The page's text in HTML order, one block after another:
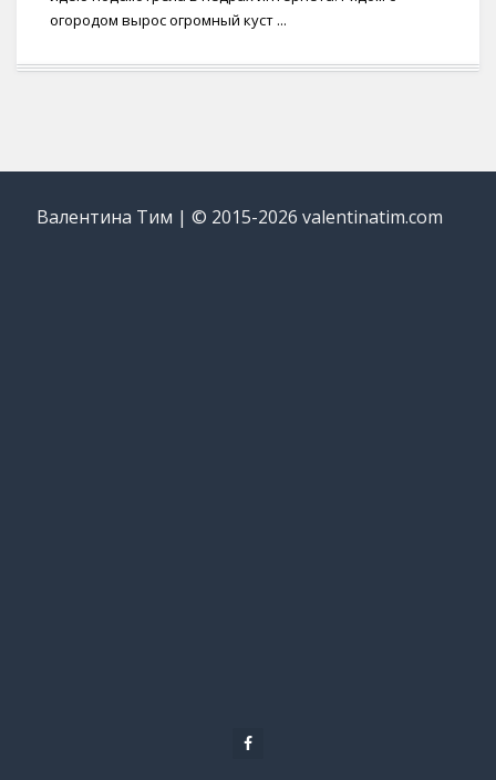
огородом вырос огромный куст ...
Валентина Тим | © 2015-2026 valentinatim.com